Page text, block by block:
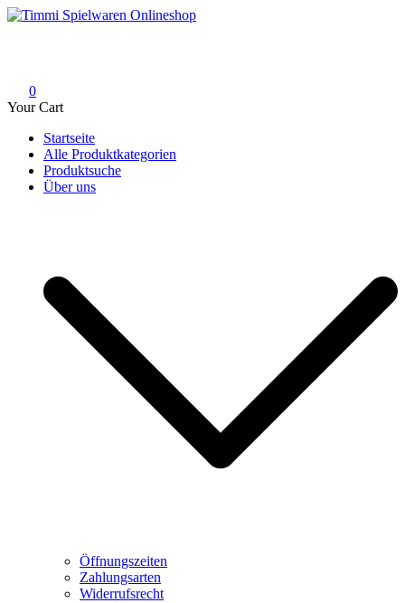
Skip
0
Your Cart
Startseite
Alle Produktkategorien
Produktsuche
Über uns
Öffnungszeiten
Zahlungsarten
Widerrufsrecht